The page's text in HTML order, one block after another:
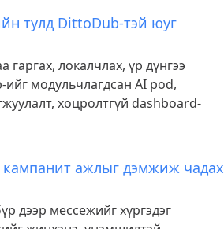
тулд DittoDub-тэй юуг
гаргах, локалчлах, үр дүнгээ
модульчлагдсан AI pod,
хоцролтгүй dashboard-
кампанит ажлыг дэмжиж чадах
дээр мессежийг хүргэдэг